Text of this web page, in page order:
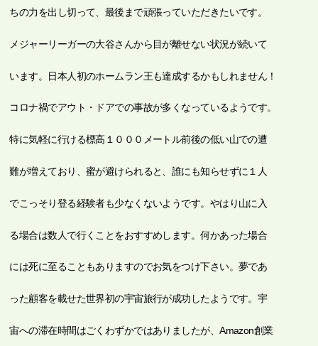
ちの力を出し切って、最後まで頑張っていただきたいです。
メジャーリーガーの大谷さんから目が離せない状況が続いて
います。日本人初のホームラン王も達成するかもしれません！
コロナ禍でアウト・ドアでの事故が多くなっているようです。
特に気軽に行ける標高１０００メートル前後の低い山での遭
難が増えており、蜜が避けられると、誰にも知らせずに１人
でこっそり登る経験者も少なくないようです。やはり山に入
る場合は数人で行くことをおすすめします。何かあった場合
には死に至ることもありますのでお気をつけ下さい。夢であ
った顧客を載せた世界初の宇宙旅行が成功したようです。宇
宙への滞在時間はごくわずかではありましたが、Amazon創業